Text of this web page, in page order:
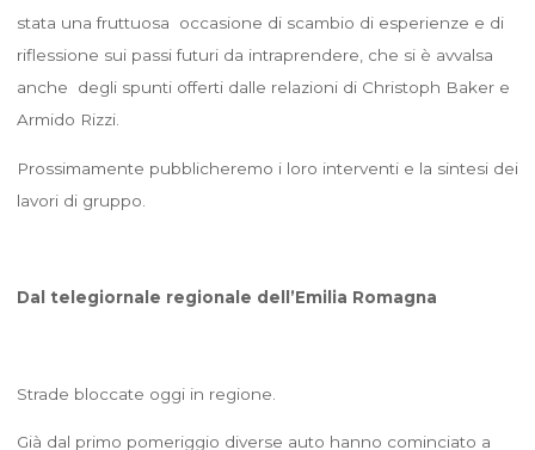
stata una fruttuosa occasione di scambio di esperienze e di
riflessione sui passi futuri da intraprendere, che si è avvalsa
anche degli spunti offerti dalle relazioni di Christoph Baker e
Armido Rizzi.
Prossimamente pubblicheremo i loro interventi e la sintesi dei
lavori di gruppo.
Dal telegiornale regionale dell’Emilia Romagna
Strade bloccate oggi in regione.
Già dal primo pomeriggio diverse auto hanno cominciato a